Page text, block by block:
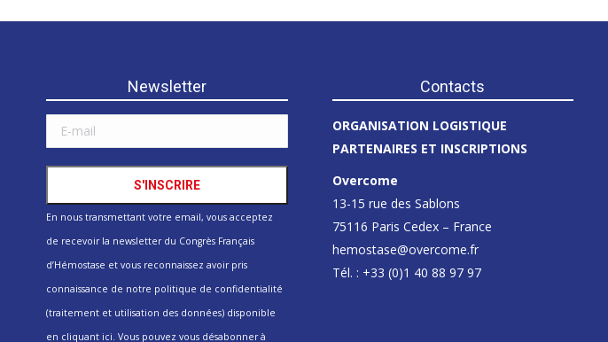
Newsletter
En nous transmettant votre email, vous acceptez
de recevoir la newsletter du Congrès Français
d’Hémostase et vous reconnaissez avoir pris
connaissance de notre politique de confidentialité
(traitement et utilisation des données) disponible
en cliquant ici. Vous pouvez vous désabonner à
Contacts
ORGANISATION LOGISTIQUE
PARTENAIRES ET INSCRIPTIONS
Overcome
13-15 rue des Sablons
75116 Paris Cedex – France
hemostase@overcome.fr
Tél. : +33 (0)1 40 88 97 97